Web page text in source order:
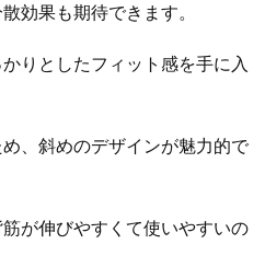
効果も期待できます。
りとしたフィット感を手に入
、斜めのデザインが魅力的で
が伸びやすくて使いやすいの